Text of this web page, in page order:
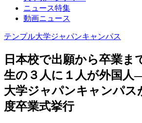
ニュース特集
動画ニュース
テンプル大学ジャパンキャンパス
日本校で出願から卒業ま
生の３人に１人が外国
大学ジャパンキャンパス
度卒業式挙行